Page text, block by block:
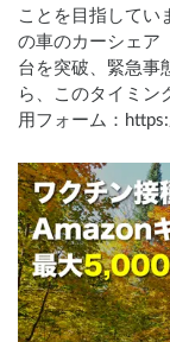
ことを目指してい
の車のカーシェア
台を突破、緊急事
ら、このタイミン
用フォーム：